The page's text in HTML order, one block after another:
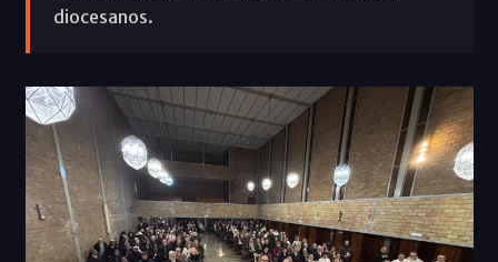
diocesanos.